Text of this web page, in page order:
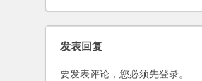
发表回复
要发表评论，您必须先登录。